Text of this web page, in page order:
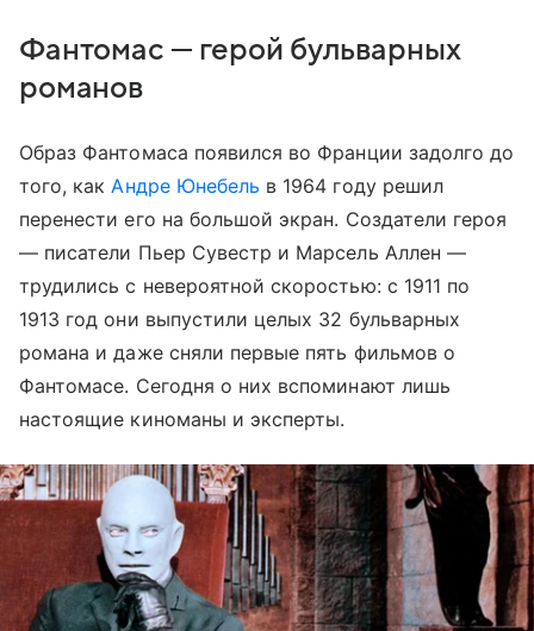
Фантомас — герой бульварных
романов
Образ Фантомаса появился во Франции задолго до
того, какАндре Юнебель в 1964 году решил
перенести его на большой экран. Создатели героя
— писатели Пьер Сувестр и Марсель Аллен —
трудились с невероятной скоростью: с 1911 по
1913 год они выпустили целых 32 бульварных
романа и даже сняли первые пять фильмов о
Фантомасе. Сегодня о них вспоминают лишь
настоящие киноманы и эксперты.